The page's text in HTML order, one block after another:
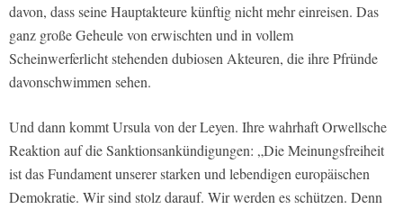
davon, dass seine Hauptakteure künftig nicht mehr einreisen. Das
ganz große Geheule von erwischten und in vollem
Scheinwerferlicht stehenden dubiosen Akteuren, die ihre Pfründe
davonschwimmen sehen.
Und dann kommt Ursula von der Leyen. Ihre wahrhaft Orwellsche
Reaktion auf die Sanktionsankündigungen: „Die Meinungsfreiheit
ist das Fundament unserer starken und lebendigen europäischen
Demokratie. Wir sind stolz darauf. Wir werden es schützen. Denn